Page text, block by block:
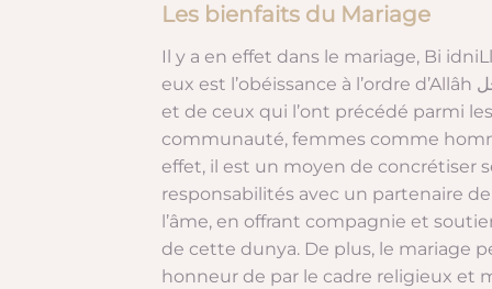
Les bienfaits du Mariage
Il y a en effet dans le mariage, Bi
eux est l’obéissance à l’ordre d’Allâh عز وجل et de Son Messager ﷺ ainsi que le suivi de sa Sunna
et de ceux qui l’ont précédé parmi
communauté, femmes comme
effet, il est un moyen de concrétiser
responsabilités avec un partenaire
l’âme, en offrant compagnie et
de cette dunya. De plus, le mariage
honneur de par le cadre religieux et